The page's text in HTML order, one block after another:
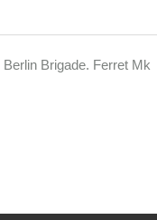
Berlin Brigade. Ferret Mk